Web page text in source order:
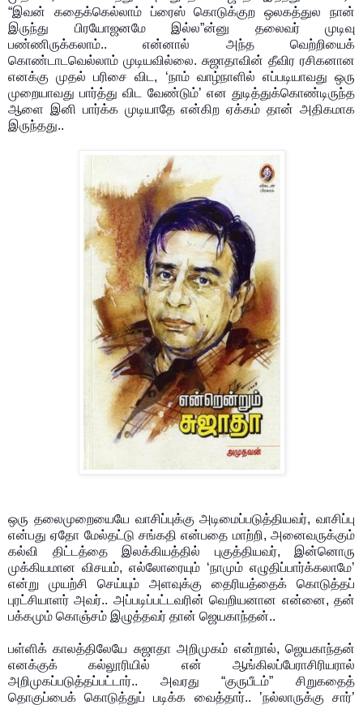
“இவன் கதைக்கெல்லாம் ப்ரைஸ் கொடுக்குற ஒலகத்துல நான்
இருந்து பிரயோஜனமே இல்ல”ன்னு தலைவர் முடிவு
பண்ணிருக்கலாம்.. என்னால் அந்த வெற்றியைக்
கொண்டாடவெல்லாம் முடியவில்லை. சுஜாதாவின் தீவிர ரசிகனான
எனக்கு முதல் பரிசை விட, ‘நாம் வாழ்நாளில் எப்படியாவது ஒரு
முறையாவது பார்த்து விட வேண்டும்’ என துடித்துக்கொண்டிருந்த
ஆளை இனி பார்க்க முடியாதே என்கிற ஏக்கம் தான் அதிகமாக
இருந்தது..
ஒரு தலைமுறையையே வாசிப்புக்கு அடிமைப்படுத்தியவர், வாசிப்பு
என்பது ஏதோ மேல்தட்டு சங்கதி என்பதை மாற்றி, அனைவருக்கும்
கல்வி திட்டத்தை இலக்கியத்தில் புகுத்தியவர், இன்னொரு
முக்கியமான விசயம், எல்லோரையும் ‘நாமும் எழுதிப்பார்க்கலாமே’
என்று முயற்சி செய்யும் அளவுக்கு தைரியத்தைக் கொடுத்தப்
புரட்சியாளர் அவர்.. அப்படிப்பட்டவரின் வெறியனான என்னை, தன்
பக்கமும் கொஞ்சம் இழுத்தவர் தான் ஜெயகாந்தன்..
பள்ளிக் காலத்திலேயே சுஜாதா அறிமுகம் என்றால், ஜெயகாந்தன்
எனக்குக் கல்லூரியில் என் ஆங்கிலப்பேராசிரியரால்
அறிமுகப்படுத்தப்பட்டார்.. அவரது “குருபீடம்” சிறுகதைத்
தொகுப்பைக் கொடுத்துப் படிக்க வைத்தார்.. ’நல்லாருக்கு சார்’